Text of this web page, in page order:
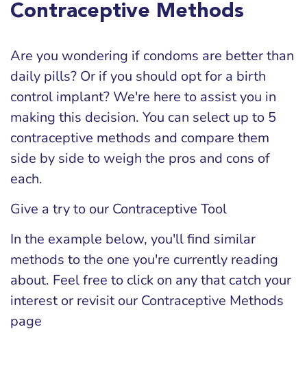
Contraceptive Methods
Are you wondering if condoms are better than
daily pills? Or if you should opt for a birth
control implant? We're here to assist you in
making this decision. You can select up to 5
contraceptive methods and compare them
side by side to weigh the pros and cons of
each.
Give a try to our Contraceptive Tool
In the example below, you'll find similar
methods to the one you're currently reading
about. Feel free to click on any that catch your
interest or revisit our Contraceptive Methods
page